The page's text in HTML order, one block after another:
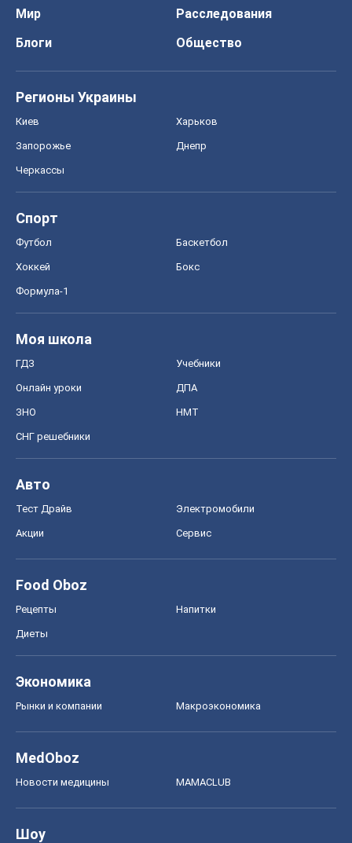
Мир
Расследования
Блоги
Общество
Регионы Украины
Киев Харьков
Запорожье Днепр
Черкассы
Спорт
Футбол Баскетбол
Хоккей Бокс
Формула-1
Моя школа
ГДЗ Учебники
Онлайн уроки ДПА
ЗНО НМТ
СНГ решебники
Авто
Тест Драйв Электромобили
Акции Сервис
Food Oboz
Рецепты Напитки
Диеты
Экономика
Рынки и компании Mакроэкономика
MedOboz
Новости медицины MAMACLUB
Шоу